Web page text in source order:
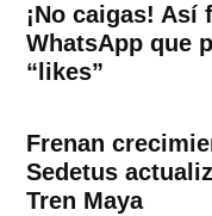
¡No caigas! Así
WhatsApp que
“likes”
Frenan
Sedetus
Tren Maya